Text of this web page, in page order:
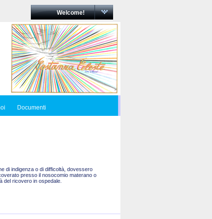
Welcome!
Documenti
di indigenza o di difficoltà, dovessero
presso il nosocomio materano o
del ricovero in ospedale.